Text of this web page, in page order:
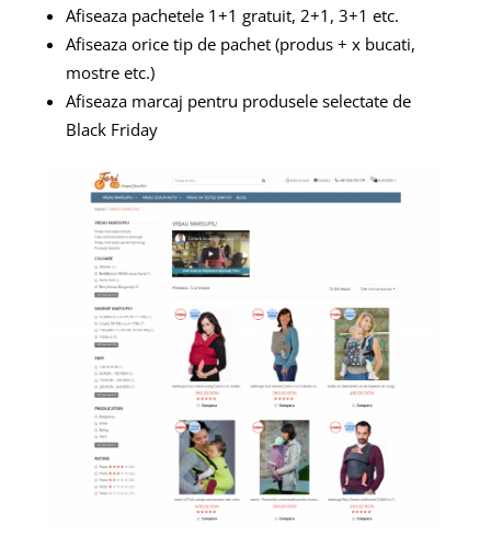
Afiseaza pachetele 1+1 gratuit, 2+1, 3+1 etc.
Afiseaza orice tip de pachet (produs + x bucati,
mostre etc.)
Afiseaza marcaj pentru produsele selectate de
Black Friday